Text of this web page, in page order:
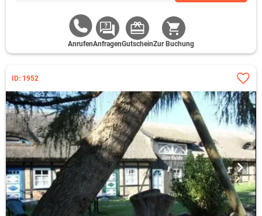
AnrufenAnfragenGutscheinZur Buchung
ID: 1952